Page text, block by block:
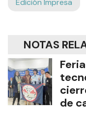
Edición Impresa
NOTAS
de